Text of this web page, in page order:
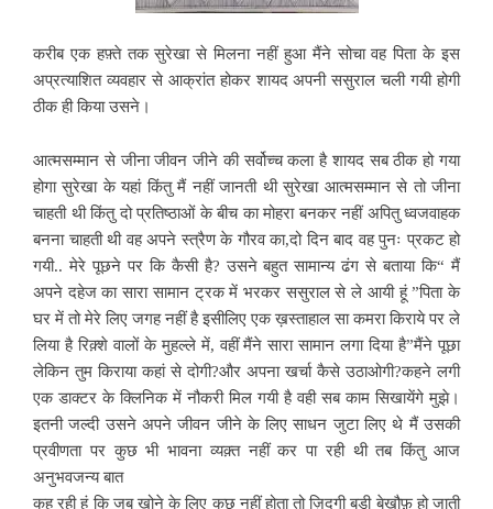
करीब एक हफ़्ते तक सुरेखा से मिलना नहीं हुआ मैंने सोचा वह पिता के इस
अप्रत्याशित व्यवहार से आक्रांत होकर शायद अपनी ससुराल चली गयी होगी
ठीक ही किया उसने।
आत्मसम्मान से जीना जीवन जीने की सर्वोच्च कला है शायद सब ठीक हो गया
होगा सुरेखा के यहां किंतु मैं नहीं जानती थी सुरेखा आत्मसम्मान से तो जीना
चाहती थी किंतु दो प्रतिष्ठाओं के बीच का मोहरा बनकर नहीं अपितु ध्वजवाहक
बनना चाहती थी वह अपने स्त्रैण के गौरव का,दो दिन बाद वह पुनः प्रकट हो
गयी.. मेरे पूछने पर कि कैसी है? उसने बहुत सामान्य ढंग से बताया कि“ मैं
अपने दहेज का सारा सामान ट्रक में भरकर ससुराल से ले आयी हूं ”पिता के
घर में तो मेरे लिए जगह नहीं है इसीलिए एक ख़स्ताहाल सा कमरा किराये पर ले
लिया है रिक़्शे वालों के मुहल्ले में, वहीं मैंने सारा सामान लगा दिया है”मैंने पूछा
लेकिन तुम किराया कहां से दोगी?और अपना खर्चा कैसे उठाओगी?कहने लगी
एक डाक्टर के क्लिनिक में नौकरी मिल गयी है वही सब काम सिखायेंगे मुझे।
इतनी जल्दी उसने अपने जीवन जीने के लिए साधन जुटा लिए थे मैं उसकी
प्रवीणता पर कुछ भी भावना व्यक़्त नहीं कर पा रही थी तब किंतु आज
अनुभवजन्य बात
कह रही हूं कि जब खोने के लिए कुछ नहीं होता तो ज़िदगी बड़ी बेख़ौफ़ हो जाती